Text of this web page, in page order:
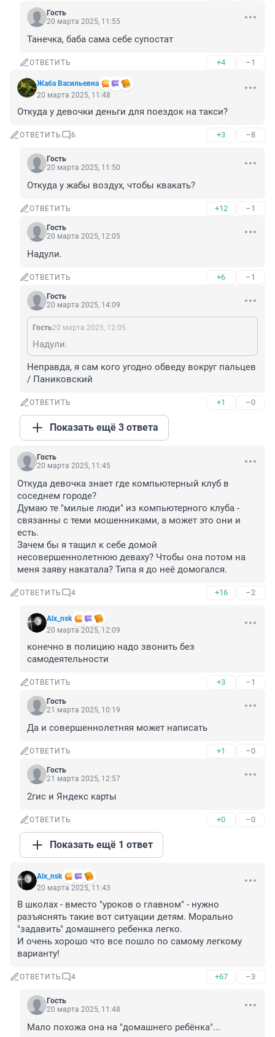
Гость
20 марта 2025, 11:55
Танечка, баба сама себе супостат
ОТВЕТИТЬ +4 –1
Жаба Васильевна
20 марта 2025, 11:48
Откуда у девочки деньги для поездок на такси?
ОТВЕТИТЬ 6 +3 –8
Гость
20 марта 2025, 11:50
Откуда у жабы воздух, чтобы квакать?
ОТВЕТИТЬ +12 –1
Гость
20 марта 2025, 12:05
Надули.
ОТВЕТИТЬ +6 –1
Гость
20 марта 2025, 14:09
Гость20 марта 2025, 12:05
Надули.
Неправда, я сам кого угодно обведу вокруг пальцев
/ Паниковский
ОТВЕТИТЬ +1 –0
Показать ещё 3 ответа
Гость
20 марта 2025, 11:45
Откуда девочка знает где компьютерный клуб в
соседнем городе?
Думаю те "милые люди" из компьютерного клуба -
связанны с теми мошенниками, а может это они и
есть.
Зачем бы я тащил к себе домой
несовершеннолетнюю деваху? Чтобы она потом на
меня заяву накатала? Типа я до неё домогался.
ОТВЕТИТЬ 4 +16 –2
Alx_nsk
20 марта 2025, 12:09
конечно в полицию надо звонить без
самодеятельности
ОТВЕТИТЬ +3 –1
Гость
21 марта 2025, 10:19
Да и совершеннолетняя может написать
ОТВЕТИТЬ +1 –0
Гость
21 марта 2025, 12:57
2гис и Яндекс карты
ОТВЕТИТЬ +0 –0
Показать ещё 1 ответ
Alx_nsk
20 марта 2025, 11:43
В школах - вместо "уроков о главном" - нужно
разъяснять такие вот ситуации детям. Морально
"задавить" домашнего ребенка легко.
И очень хорошо что все пошло по самому легкому
варианту!
ОТВЕТИТЬ 4 +67 –3
Гость
20 марта 2025, 11:48
Мало похожа она на "домашнего ребёнка"...